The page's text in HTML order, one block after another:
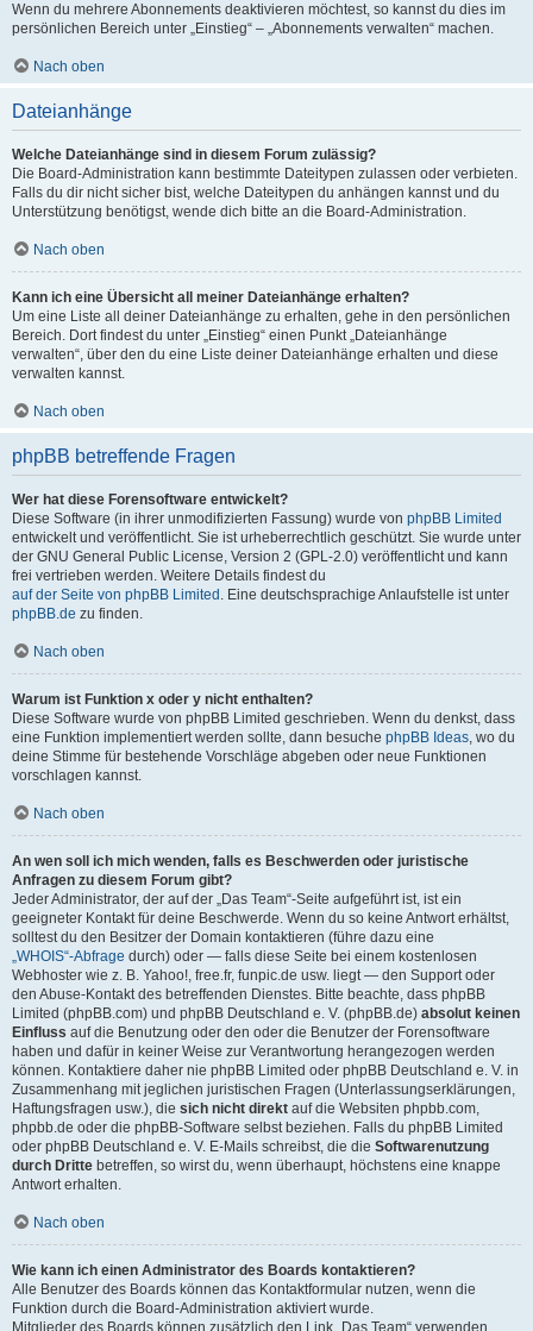
Wenn du mehrere Abonnements deaktivieren möchtest, so kannst du dies im
persönlichen Bereich unter „Einstieg“ – „Abonnements verwalten“ machen.
Nach oben
Dateianhänge
Welche Dateianhänge sind in diesem Forum zulässig?
Die Board-Administration kann bestimmte Dateitypen zulassen oder verbieten.
Falls du dir nicht sicher bist, welche Dateitypen du anhängen kannst und du
Unterstützung benötigst, wende dich bitte an die Board-Administration.
Nach oben
Kann ich eine Übersicht all meiner Dateianhänge erhalten?
Um eine Liste all deiner Dateianhänge zu erhalten, gehe in den persönlichen
Bereich. Dort findest du unter „Einstieg“ einen Punkt „Dateianhänge
verwalten“, über den du eine Liste deiner Dateianhänge erhalten und diese
verwalten kannst.
Nach oben
phpBB betreffende Fragen
Wer hat diese Forensoftware entwickelt?
Diese Software (in ihrer unmodifizierten Fassung) wurde von phpBB Limited
entwickelt und veröffentlicht. Sie ist urheberrechtlich geschützt. Sie wurde unter
der GNU General Public License, Version 2 (GPL-2.0) veröffentlicht und kann
frei vertrieben werden. Weitere Details findest du
auf der Seite von phpBB Limited . Eine deutschsprachige Anlaufstelle ist unter
phpBB.de zu finden.
Nach oben
Warum ist Funktion x oder y nicht enthalten?
Diese Software wurde von phpBB Limited geschrieben. Wenn du denkst, dass
eine Funktion implementiert werden sollte, dann besuche phpBB Ideas, wo du
deine Stimme für bestehende Vorschläge abgeben oder neue Funktionen
vorschlagen kannst.
Nach oben
An wen soll ich mich wenden, falls es Beschwerden oder juristische
Anfragen zu diesem Forum gibt?
Jeder Administrator, der auf der „Das Team“-Seite aufgeführt ist, ist ein
geeigneter Kontakt für deine Beschwerde. Wenn du so keine Antwort erhältst,
solltest du den Besitzer der Domain kontaktieren (führe dazu eine
„WHOIS“-Abfrage durch) oder — falls diese Seite bei einem kostenlosen
Webhoster wie z. B. Yahoo!, free.fr, funpic.de usw. liegt — den Support oder
den Abuse-Kontakt des betreffenden Dienstes. Bitte beachte, dass phpBB
Limited (phpBB.com) und phpBB Deutschland e. V. (phpBB.de) absolut keinen
Einfluss auf die Benutzung oder den oder die Benutzer der Forensoftware
haben und dafür in keiner Weise zur Verantwortung herangezogen werden
können. Kontaktiere daher nie phpBB Limited oder phpBB Deutschland e. V. in
Zusammenhang mit jeglichen juristischen Fragen (Unterlassungserklärungen,
Haftungsfragen usw.), die sich nicht direkt auf die Websiten phpbb.com,
phpbb.de oder die phpBB-Software selbst beziehen. Falls du phpBB Limited
oder phpBB Deutschland e. V. E-Mails schreibst, die die Softwarenutzung
durch Dritte betreffen, so wirst du, wenn überhaupt, höchstens eine knappe
Antwort erhalten.
Nach oben
Wie kann ich einen Administrator des Boards kontaktieren?
Alle Benutzer des Boards können das Kontaktformular nutzen, wenn die
Funktion durch die Board-Administration aktiviert wurde.
Mitglieder des Boards können zusätzlich den Link „Das Team“ verwenden.